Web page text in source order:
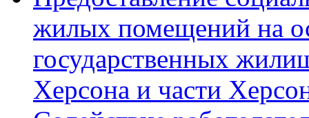
жилых помещений на
государственных
Херсона и части